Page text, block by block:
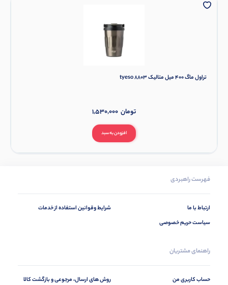
تراول ماگ 400 میل متالیک tyeso 8803
افزودن به سبد
1,530,000 تومان
فهرست راهبردی
ارتباط با ما
سیاست حریم خصوصی
شرایط وقوانین استفاده از خدمات
راهنمای مشتریان
حساب کاربری من
روش های ارسال، مرجوعی و بازگشت کالا